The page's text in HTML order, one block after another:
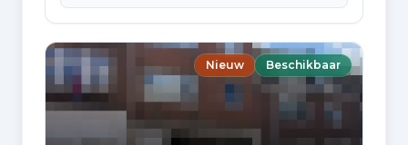
Label A++++
55
Label A+++++
9
Gemiddeld energieverbruik per jaar
Nieuw Beschikbaar